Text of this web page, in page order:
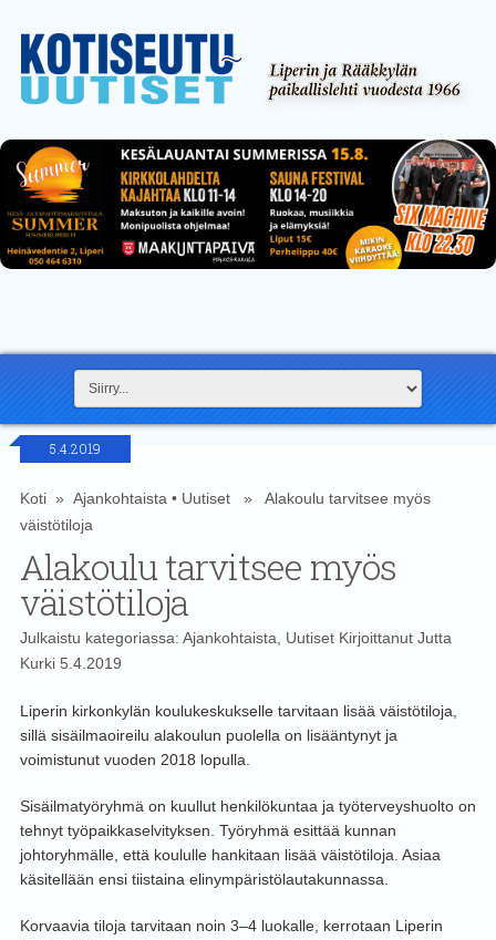
5.4.2019
Koti» Ajankohtaista• Uutiset» Alakoulu tarvitsee myös
väistötiloja
Alakoulu tarvitsee myös
väistötiloja
Julkaistu kategoriassa: Ajankohtaista, UutisetKirjoittanut Jutta
Kurki5.4.2019
Liperin kirkonkylän koulukeskukselle tarvitaan lisää väistötiloja,
sillä sisäilmaoireilu alakoulun puolella on lisääntynyt ja
voimistunut vuoden 2018 lopulla.
Sisäilmatyöryhmä on kuullut henkilökuntaa ja työterveyshuolto on
tehnyt työpaikkaselvityksen. Työryhmä esittää kunnan
johtoryhmälle, että koululle hankitaan lisää väistötiloja. Asiaa
käsitellään ensi tiistaina elinympäristölautakunnassa.
Korvaavia tiloja tarvitaan noin 3–4 luokalle, kerrotaan Liperin